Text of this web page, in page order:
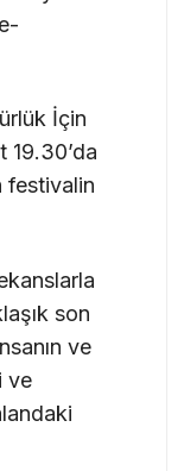
İçin
19.30’da
festivalin
son
ve
ve